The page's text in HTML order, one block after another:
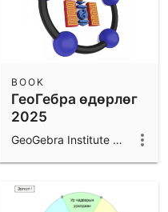
ГеоГебра өдөрлөг
2025
BOOK
GeoGebra Institute of Mongolia